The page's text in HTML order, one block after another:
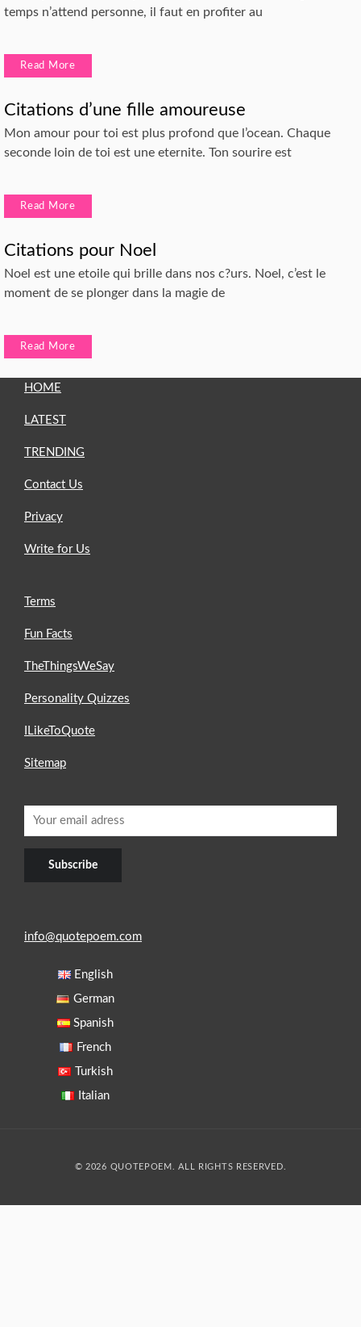
temps n’attend personne, il faut en profiter au
Read More
Citations d’une fille amoureuse
Mon amour pour toi est plus profond que l’ocean. Chaque
seconde loin de toi est une eternite. Ton sourire est
Read More
Citations pour Noel
Noel est une etoile qui brille dans nos c?urs. Noel, c’est le
moment de se plonger dans la magie de
Read More
HOME
LATEST
TRENDING
Contact Us
Privacy
Write for Us
Terms
Fun Facts
TheThingsWeSay
Personality Quizzes
ILikeToQuote
Sitemap
info@quotepoem.com
English
German
Spanish
French
Turkish
Italian
© 2026 QUOTEPOEM. ALL RIGHTS RESERVED.